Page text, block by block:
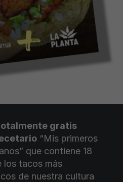
gratis
“Mis primeros
que contiene 18
los tacos más
de nuestra cultura